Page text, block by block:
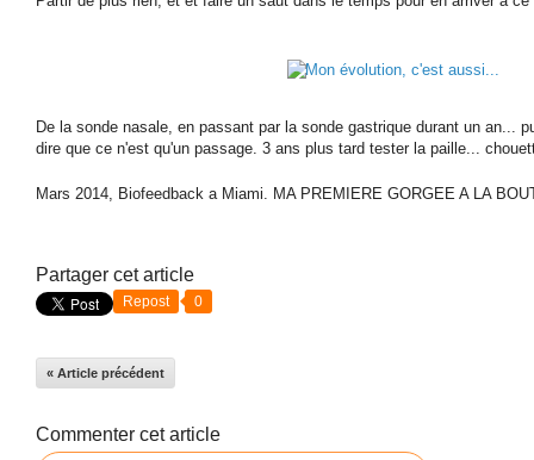
De la sonde nasale, en passant par la sonde gastrique durant un an...
dire que ce n'est qu'un passage. 3 ans plus tard tester la paille...
Mars 2014, Biofeedback a Miami. MA PREMIERE GORGEE A LA
Partager cet article
Repost 0
« Article précédent
Commenter cet article